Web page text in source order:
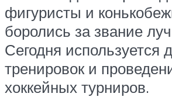
фигуристы и
боролись за звание
Сегодня используется
тренировок и
хоккейных турниров.